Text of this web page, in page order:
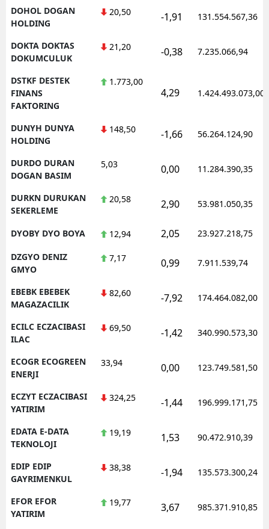
DOHOL DOGAN
HOLDING
20,50 -1,91 131.554.567,36
DOKTA DOKTAS
DOKUMCULUK
21,20 -0,38 7.235.066,94
DSTKF DESTEK
FINANS
FAKTORING
1.773,00
4,29 1.424.493.073,00
DUNYH DUNYA
HOLDING
148,50 -1,66 56.264.124,90
DURDO DURAN
DOGAN BASIM
5,03 0,00 11.284.390,35
DURKN DURUKAN
SEKERLEME
20,58 2,90 53.981.050,35
DYOBY DYO BOYA 12,94 2,05 23.927.218,75
DZGYO DENIZ
GMYO
7,17 0,99 7.911.539,74
EBEBK EBEBEK
MAGAZACILIK
82,60 -7,92 174.464.082,00
ECILC ECZACIBASI
ILAC
69,50 -1,42 340.990.573,30
ECOGR ECOGREEN
ENERJI
33,94 0,00 123.749.581,50
ECZYT ECZACIBASI
YATIRIM
324,25 -1,44 196.999.171,75
EDATA E-DATA
TEKNOLOJI
19,19 1,53 90.472.910,39
EDIP EDIP
GAYRIMENKUL
38,38 -1,94 135.573.300,24
EFOR EFOR
YATIRIM
19,77 3,67 985.371.910,85